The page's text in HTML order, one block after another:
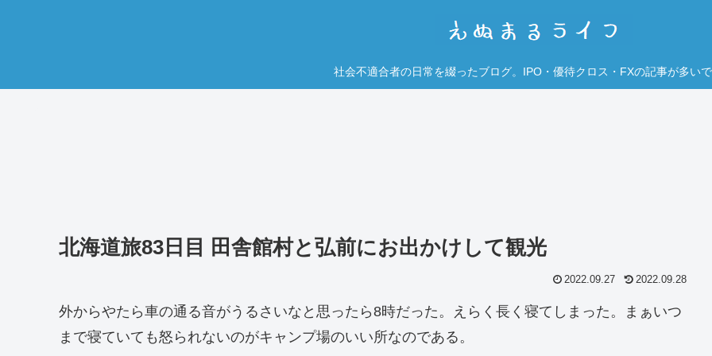
社会不適合者の日常を綴ったブログ。IPO・優待クロス・FXの記事が多い
北海道旅83日目 田舎館村と弘前にお出かけして観光
2022.09.27 2022.09.28
外からやたら車の通る音がうるさいなと思ったら8時だった。えらく長く寝てしまった。まぁいつ
まで寝ていても怒られないのがキャンプ場のいい所なのである。